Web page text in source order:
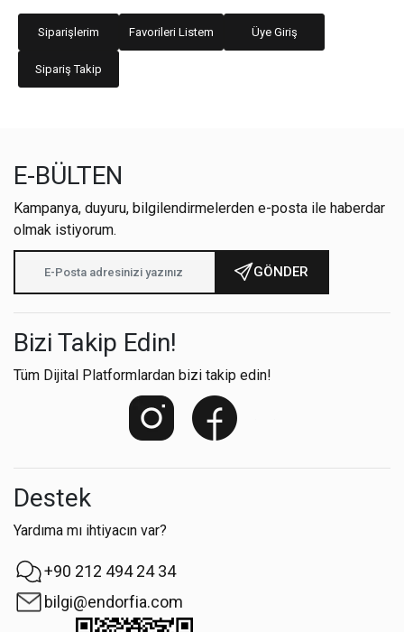
Siparişlerim Favorileri Listem Üye Giriş
Sipariş Takip
E-BÜLTEN
Kampanya, duyuru, bilgilendirmelerden e-posta ile haberdar
olmak istiyorum.
GÖNDER
Bizi Takip Edin!
Tüm Dijital Platformlardan bizi takip edin!
Destek
Yardıma mı ihtiyacın var?
+90 212 494 24 34
bilgi@endorfia.com